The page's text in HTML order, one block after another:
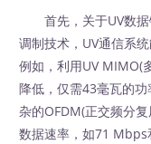
首先，关于UV数据
调制技术，UV通信系
例如，利用UV MIMO(
降低，仅需43毫瓦的
杂的OFDM(正交频分
数据速率，如71 Mbps